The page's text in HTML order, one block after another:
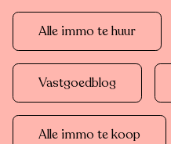
Alle immo te huur
Vastgoedblog
Alle immo te koop